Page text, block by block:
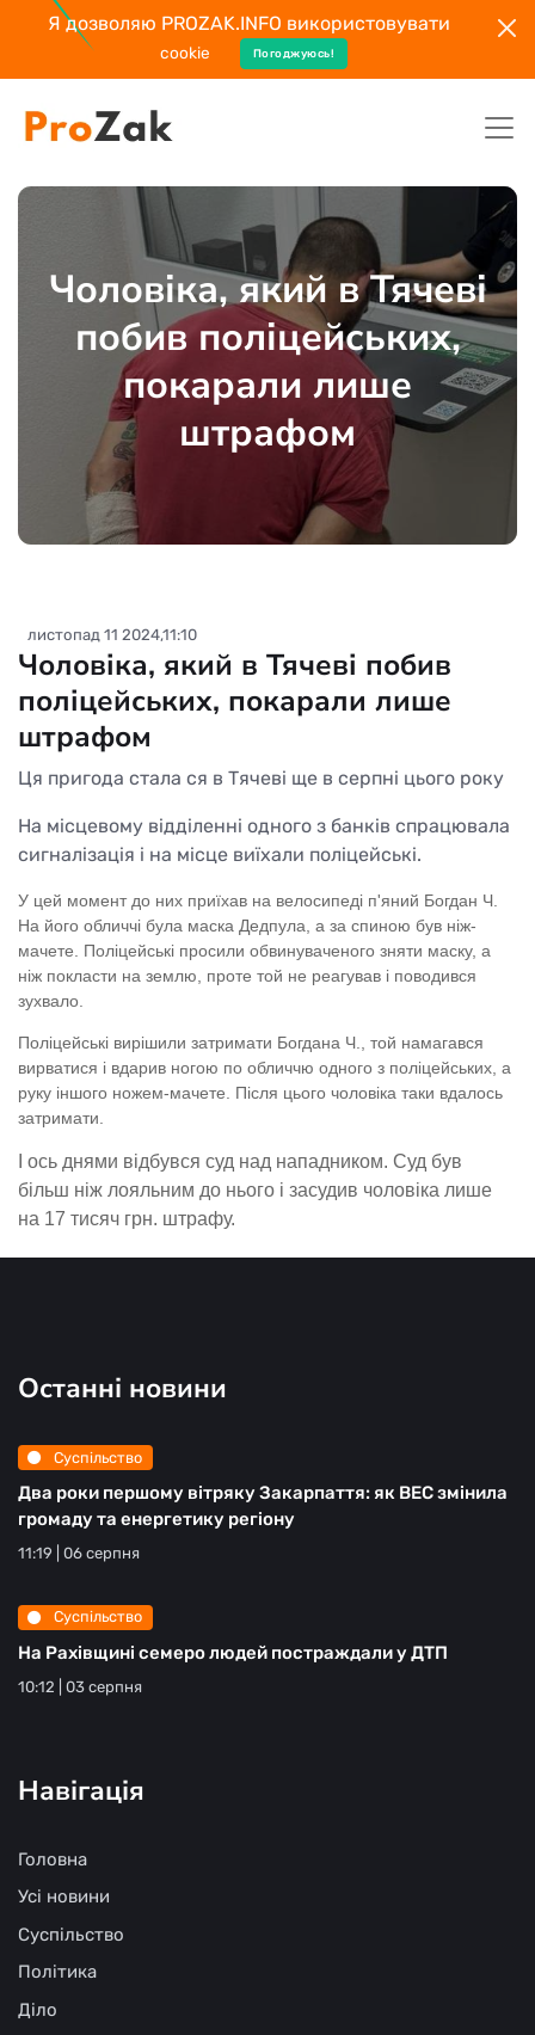
Я дозволяю PROZAK.INFO використовувати
cookie Погоджуюсь!
Чоловіка, який в Тячеві
побив поліцейських,
покарали лише
штрафом
листопад 11 2024,11:10
Чоловіка, який в Тячеві побив
поліцейських, покарали лише
штрафом
Ця пригода стала ся в Тячеві ще в серпні цього року
На місцевому відділенні одного з банків спрацювала
сигналізація і на місце виїхали поліцейські.
У цей момент до них приїхав на велосипеді п'яний Богдан Ч.
На його обличчі була маска Дедпула, а за спиною був ніж-
мачете. Поліцейські просили обвинуваченого зняти маску, а
ніж покласти на землю, проте той не реагував і поводився
зухвало.
Поліцейські вирішили затримати Богдана Ч., той намагався
вирватися і вдарив ногою по обличчю одного з поліцейських, а
руку іншого ножем-мачете. Після цього чоловіка таки вдалось
затримати.
І ось днями відбувся суд над нападником. Суд був
більш ніж лояльним до нього і засудив чоловіка лише
на 17 тисяч грн. штрафу.
Останні новини
Суспільство
Два роки першому вітряку Закарпаття: як ВЕС змінила
громаду та енергетику регіону
11:19 | 06 серпня
Суспільство
На Рахівщині семеро людей постраждали у ДТП
10:12 | 03 серпня
Навігація
Головна
Усі новини
Суспільство
Політика
Діло